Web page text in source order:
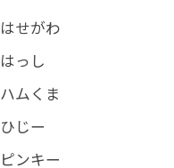
はせがわ
はっし
ハムくま
ひじー
ピンキー